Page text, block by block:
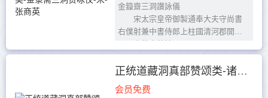
金籙齋三洞讚詠儀
宋太宗皇帝御製通奉大夫守尚書
右僕射兼中書侍郎上柱國清河郡開國
經名：金籙齋三洞讚詠儀。三
卷，北宋張商英編。底本出處：《正正统道藏洞真部赞颂类-诸师真诰--
会员免费